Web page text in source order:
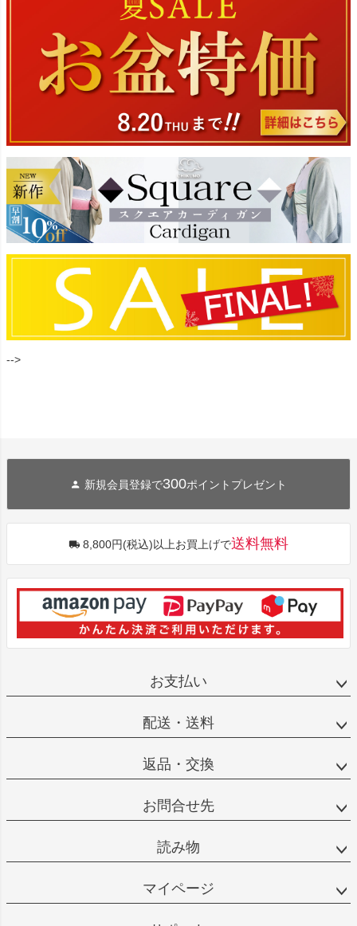
-->
新規会員登録で300ポイントプレゼント
8,800円(税込)以上お買上げで送料無料
お支払い
配送・送料
返品・交換
お問合せ先
読み物
マイページ